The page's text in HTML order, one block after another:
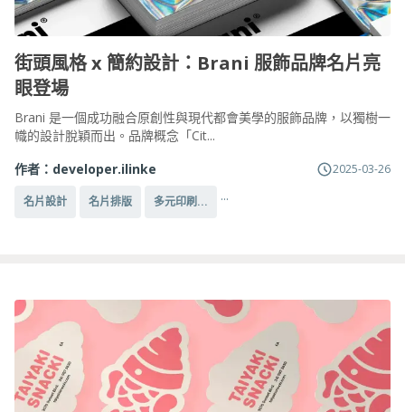
街頭風格 x 簡約設計：Brani 服飾品牌名片亮
眼登場
Brani 是一個成功融合原創性與現代都會美學的服飾品牌，以獨樹一
幟的設計脫穎而出。品牌概念「Cit...
作者： developer.ilinke 2025-03-26
名片設計 名片排版 多元印刷... ...